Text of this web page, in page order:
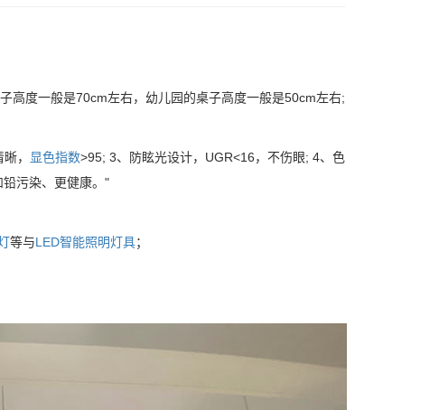
高度一般是70cm左右，幼儿园的桌子高度一般是50cm左右;
， 显色指数>95; 3、防眩光设计，UGR<16，不伤眼; 4、色
污染、更健康。"
等与LED智能照明灯具；